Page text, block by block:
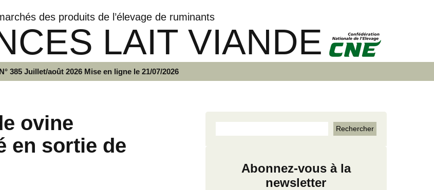
des produits de l’élevage de ruminants
LAIT VIANDE
N° 385 Juillet/août 2026 Mise en ligne le 21/07/2026
ovine
en sortie de
Abonnez-vous à la
newsletter